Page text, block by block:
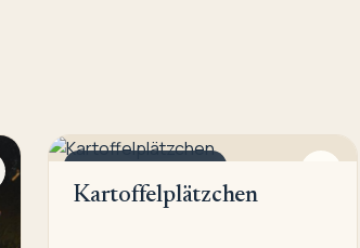
KARTOFFEL UND CO.
Kartoffelplätzchen